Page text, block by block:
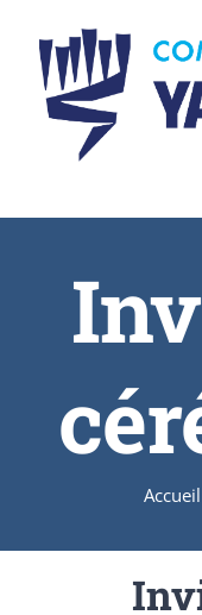
Accueil